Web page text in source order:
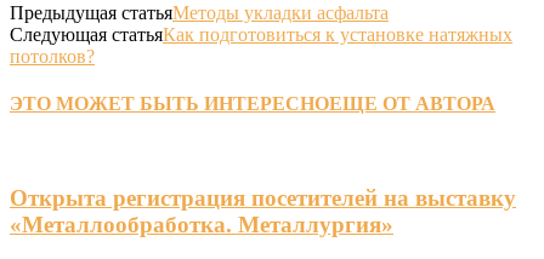
Предыдущая статьяМетоды укладки асфальта
Следующая статьяКак подготовиться к установке натяжных
потолков?
ЭТО МОЖЕТ БЫТЬ ИНТЕРЕСНОЕЩЕ ОТ АВТОРА
Открыта регистрация посетителей на выставку
«Металлообработка. Металлургия»